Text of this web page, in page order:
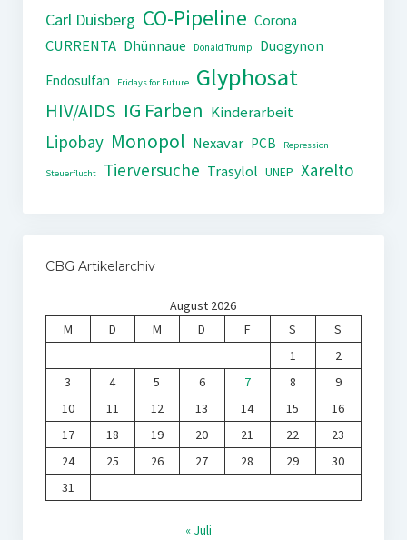
Carl Duisberg CO-Pipeline Corona
CURRENTA Dhünnaue Donald Trump
Duogynon
Endosulfan
Fridays for Future Glyphosat
HIV/AIDS IG Farben Kinderarbeit
Lipobay Monopol Nexavar PCB Repression
Steuerflucht Tierversuche Trasylol UNEP Xarelto
CBG Artikelarchiv
August 2026
M
D M D F S
S
1
2
3
4 5 6 7 8
9
10
11 12 13 14 15
16
17
18 19 20 21 22
23
24
25 26 27 28 29
30
31
« Juli